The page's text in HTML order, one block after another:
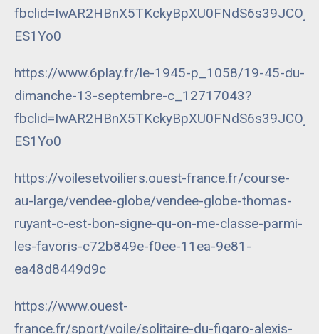
ES1Yo0
https://www.6play.fr/le-1945-p_1058/19-45-du-
dimanche-13-septembre-c_12717043?
ES1Yo0
https://voilesetvoiliers.ouest-france.fr/course-
au-large/vendee-globe/vendee-globe-thomas-
ruyant-c-est-bon-signe-qu-on-me-classe-parmi-
les-favoris-c72b849e-f0ee-11ea-9e81-
ea48d8449d9c
https://www.ouest-
france.fr/sport/voile/solitaire-du-figaro-alexis-